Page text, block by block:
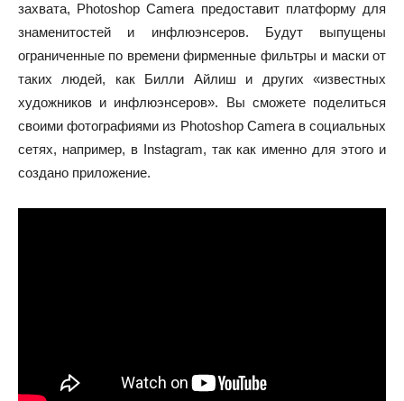
захвата, Photoshop Camera предоставит платформу для
знаменитостей и инфлюэнсеров. Будут выпущены
ограниченные по времени фирменные фильтры и маски от
таких людей, как Билли Айлиш и других «известных
художников и инфлюэнсеров». Вы сможете поделиться
своими фотографиями из Photoshop Camera в социальных
сетях, например, в Instagram, так как именно для этого и
создано приложение.